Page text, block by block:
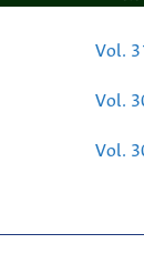
Vol.
Vol.
Vol.